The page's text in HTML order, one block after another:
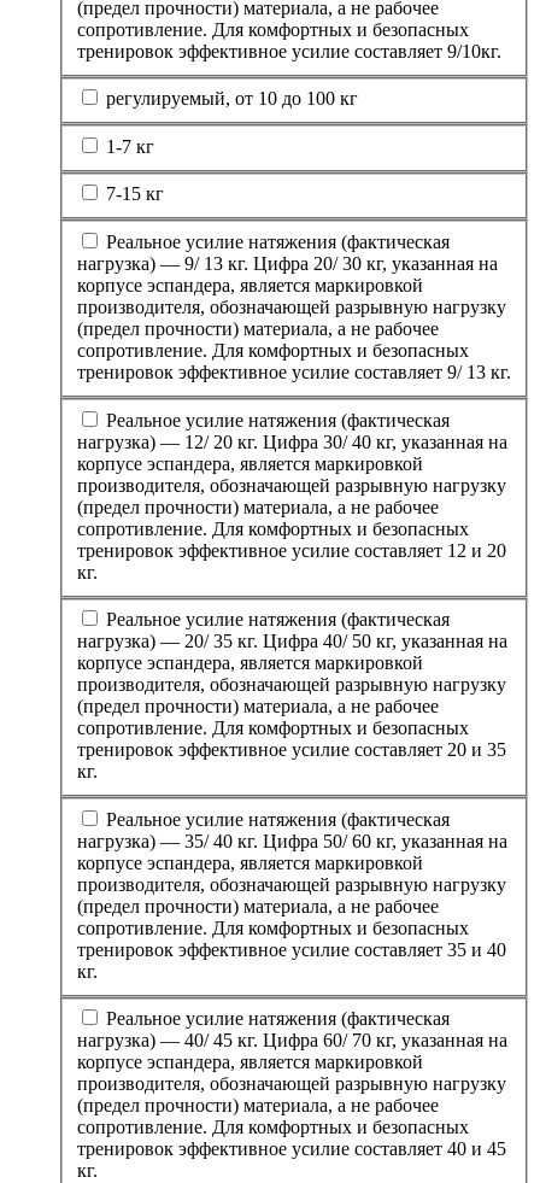
(предел прочности) материала, а не рабочее
сопротивление. Для комфортных и безопасных
тренировок эффективное усилие составляет 9/10кг.
регулируемый, от 10 до 100 кг
1-7 кг
7-15 кг
Реальное усилие натяжения (фактическая
нагрузка) — 9/ 13 кг. Цифра 20/ 30 кг, указанная на
корпусе эспандера, является маркировкой
производителя, обозначающей разрывную нагрузку
(предел прочности) материала, а не рабочее
сопротивление. Для комфортных и безопасных
тренировок эффективное усилие составляет 9/ 13 кг.
Реальное усилие натяжения (фактическая
нагрузка) — 12/ 20 кг. Цифра 30/ 40 кг, указанная на
корпусе эспандера, является маркировкой
производителя, обозначающей разрывную нагрузку
(предел прочности) материала, а не рабочее
сопротивление. Для комфортных и безопасных
тренировок эффективное усилие составляет 12 и 20
кг.
Реальное усилие натяжения (фактическая
нагрузка) — 20/ 35 кг. Цифра 40/ 50 кг, указанная на
корпусе эспандера, является маркировкой
производителя, обозначающей разрывную нагрузку
(предел прочности) материала, а не рабочее
сопротивление. Для комфортных и безопасных
тренировок эффективное усилие составляет 20 и 35
кг.
Реальное усилие натяжения (фактическая
нагрузка) — 35/ 40 кг. Цифра 50/ 60 кг, указанная на
корпусе эспандера, является маркировкой
производителя, обозначающей разрывную нагрузку
(предел прочности) материала, а не рабочее
сопротивление. Для комфортных и безопасных
тренировок эффективное усилие составляет 35 и 40
кг.
Реальное усилие натяжения (фактическая
нагрузка) — 40/ 45 кг. Цифра 60/ 70 кг, указанная на
корпусе эспандера, является маркировкой
производителя, обозначающей разрывную нагрузку
(предел прочности) материала, а не рабочее
сопротивление. Для комфортных и безопасных
тренировок эффективное усилие составляет 40 и 45
кг.